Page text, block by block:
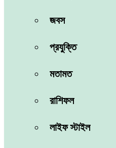
জবস
প্রযুক্তি
মতামত
রাশিফল
লাইফ স্টাইল